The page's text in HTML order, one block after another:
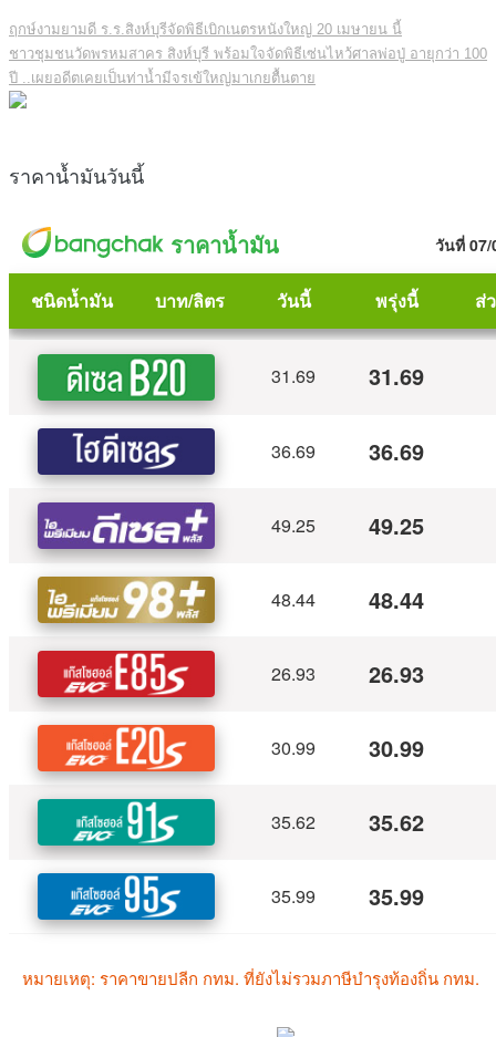
ฤกษ์งามยามดี ร.ร.สิงห์บุรีจัดพิธีเบิกเนตรหนังใหญ่ 20 เมษายน นี้
ชาวชุมชนวัดพรหมสาคร สิงห์บุรี พร้อมใจจัดพิธีเซ่นไหว้ศาลพ่อปู่ อายุกว่า 100
ปี ..เผยอดีตเคยเป็นท่าน้ำมีจรเข้ใหญ่มาเกยตื้นตาย
ราคาน้ำมันวันนี้